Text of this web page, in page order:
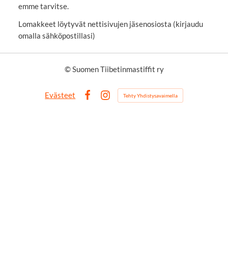
emme tarvitse.
Lomakkeet löytyvät nettisivujen jäsenosiosta (kirjaudu
omalla sähköpostillasi)
©Suomen Tiibetinmastiffit ry
Evästeet
FacebookInstagram
Tehty Yhdistysavaimella